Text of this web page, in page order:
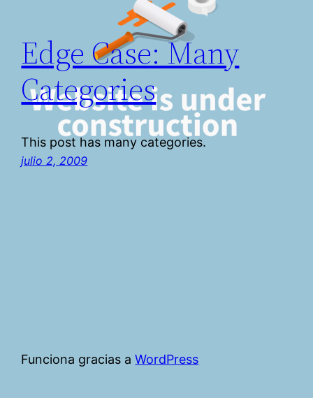
Edge Case: Many
Categories
This post has many categories.
julio 2, 2009
Funciona gracias aWordPress